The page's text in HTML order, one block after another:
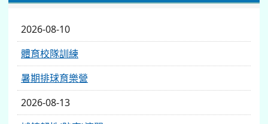
2026-08-10
體育校隊訓練
暑期排球育樂營
2026-08-13